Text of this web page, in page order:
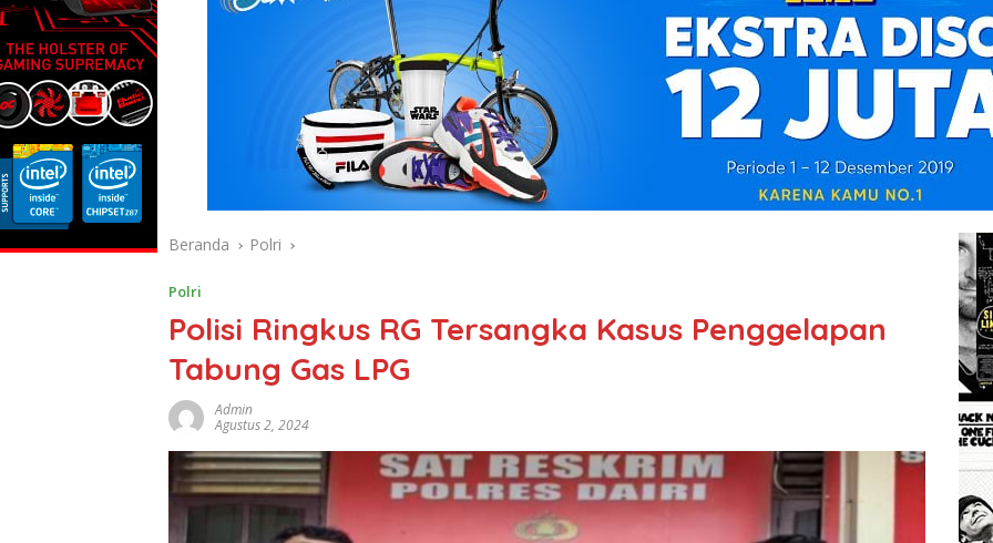
Beranda Polri
Polri
Polisi Ringkus RG Tersangka Kasus Penggelapan
Tabung Gas LPG
Admin
Agustus 2, 2024